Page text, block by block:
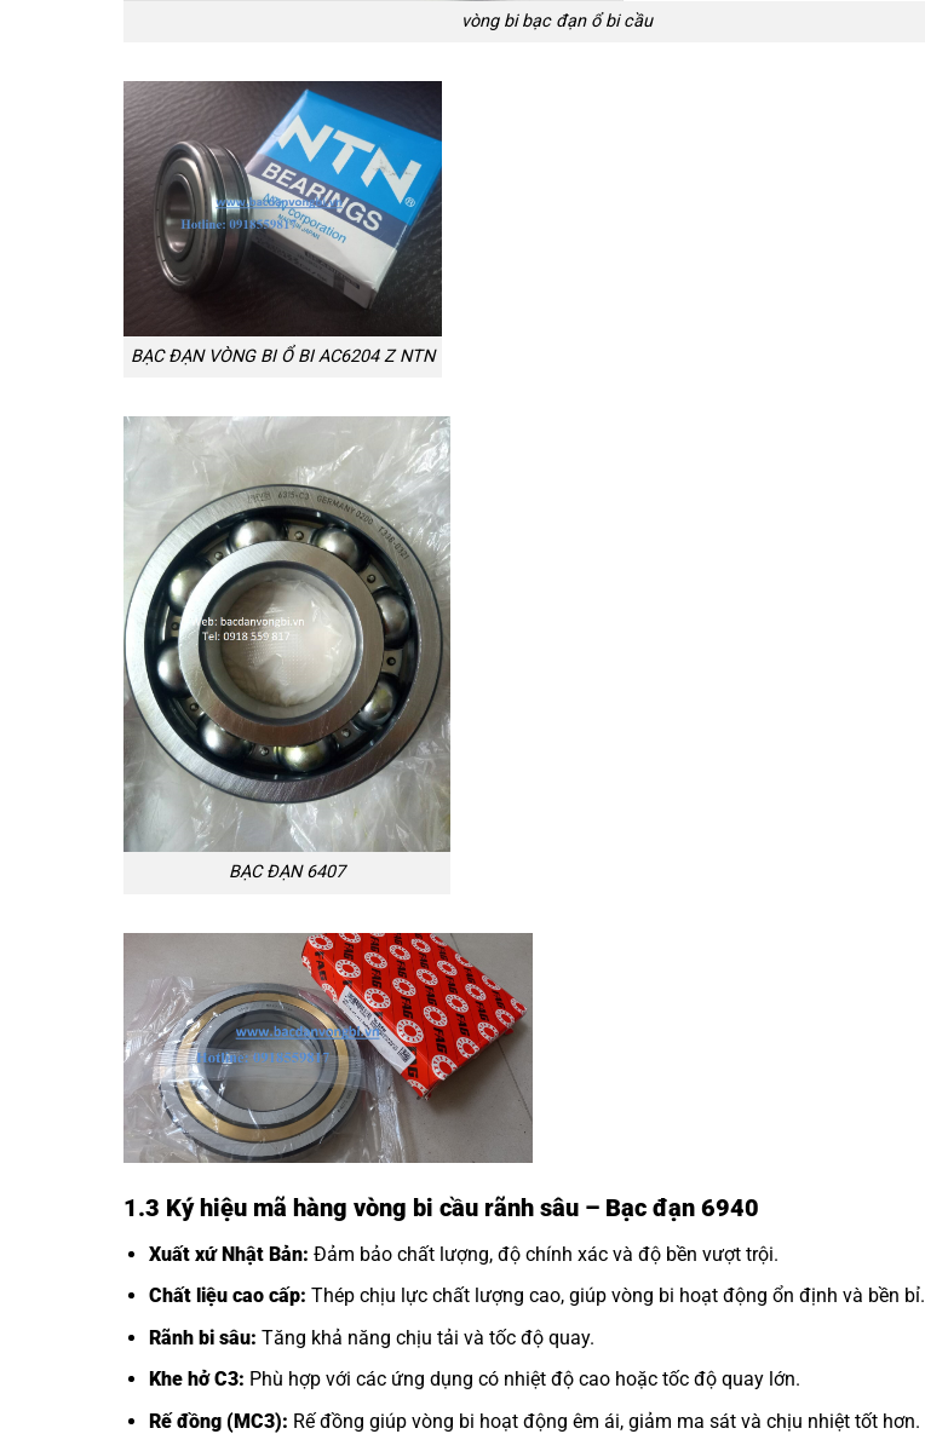
vòng bi bạc đạn ổ bi cầu
BẠC ĐẠN VÒNG BI Ổ BI AC6204 Z NTN
BẠC ĐẠN 6407
1.3 Ký hiệu mã hàng vòng bi cầu rãnh sâu – Bạc đạn 6940
Xuất xứ Nhật Bản: Đảm bảo chất lượng, độ chính xác và độ bền vượt trội.
Chất liệu cao cấp: Thép chịu lực chất lượng cao, giúp vòng bi hoạt động ổn định và bền bỉ.
Rãnh bi sâu: Tăng khả năng chịu tải và tốc độ quay.
Khe hở C3: Phù hợp với các ứng dụng có nhiệt độ cao hoặc tốc độ quay lớn.
Rế đồng (MC3): Rế đồng giúp vòng bi hoạt động êm ái, giảm ma sát và chịu nhiệt tốt hơn.